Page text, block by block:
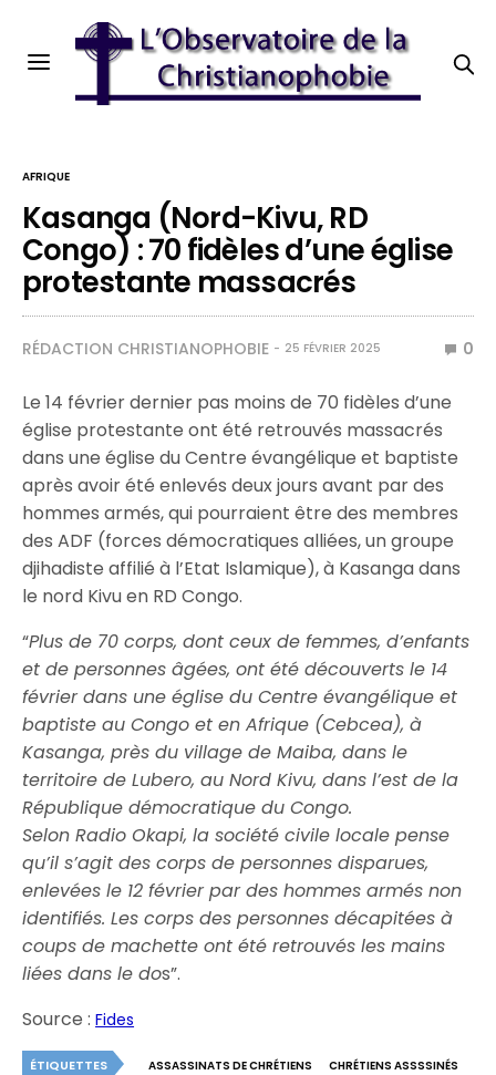
AFRIQUE
Kasanga (Nord-Kivu, RD
Congo) : 70 fidèles d’une église
protestante massacrés
RÉDACTION CHRISTIANOPHOBIE 25 FÉVRIER 2025 0
Le 14 février dernier pas moins de 70 fidèles d’une
église protestante ont été retrouvés massacrés
dans une église du Centre évangélique et baptiste
après avoir été enlevés deux jours avant par des
hommes armés, qui pourraient être des membres
des ADF (forces démocratiques alliées, un groupe
djihadiste affilié à l’Etat Islamique), à Kasanga dans
le nord Kivu en RD Congo.
“Plus de 70 corps, dont ceux de femmes, d’enfants
et de personnes âgées, ont été découverts le 14
février dans une église du Centre évangélique et
baptiste au Congo et en Afrique (Cebcea), à
Kasanga, près du village de Maiba, dans le
territoire de Lubero, au Nord Kivu, dans l’est de la
République démocratique du Congo.
Selon Radio Okapi, la société civile locale pense
qu’il s’agit des corps de personnes disparues,
enlevées le 12 février par des hommes armés non
identifiés. Les corps des personnes décapitées à
coups de machette ont été retrouvés les mains
liées dans le dos”.
Source :Fides
ÉTIQUETTES ASSASSINATS DE CHRÉTIENS
CHRÉTIENS ASSSSINÉS